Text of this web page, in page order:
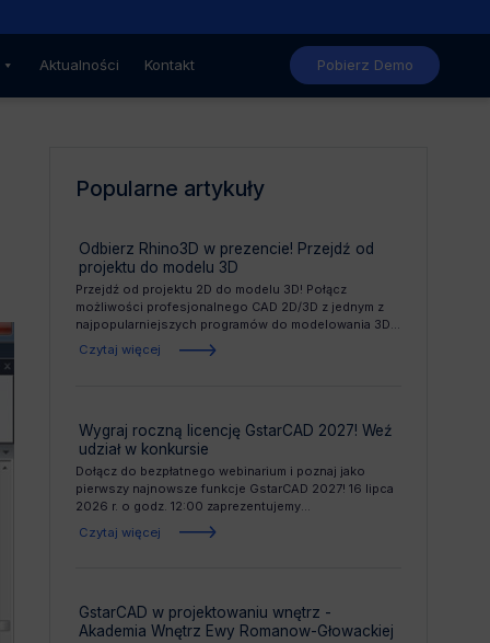
Aktualności Kontakt Pobierz Demo
Popularne artykuły
Odbierz Rhino3D w prezencie! Przejdź od
projektu do modelu 3D
Przejdź od projektu 2D do modelu 3D! Połącz
możliwości profesjonalnego CAD 2D/3D z jednym z
najpopularniejszych programów do modelowania 3D...
Czytaj więcej
Wygraj roczną licencję GstarCAD 2027! Weź
udział w konkursie
Dołącz do bezpłatnego webinarium i poznaj jako
pierwszy najnowsze funkcje GstarCAD 2027! 16 lipca
2026 r. o godz. 12:00 zaprezentujemy...
Czytaj więcej
GstarCAD w projektowaniu wnętrz -
Akademia Wnętrz Ewy Romanow-Głowackiej